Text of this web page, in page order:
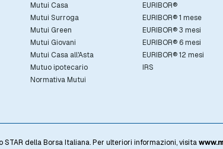
Mutui Casa
Mutui Surroga
Mutui Green
Mutui Giovani
Mutui Casa all'Asta
Mutuo ipotecario
Normativa Mutui
EURIBOR®
EURIBOR® 1 mese
EURIBOR® 3 mesi
EURIBOR® 6 mesi
EURIBOR® 12 mesi
IRS
STAR della Borsa Italiana. Per ulteriori informazioni, visita